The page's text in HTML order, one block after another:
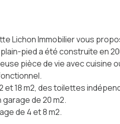
Lichon Immobilier vous
pied a été construite en
pièce de vie avec cuisine
et 18 m2, des toilettes
de 20 m2.
de 4 et 8 m2.